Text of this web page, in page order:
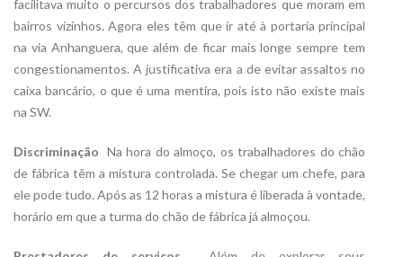
facilitava muito o percursos dos trabalhadores que moram em
bairros vizinhos. Agora eles têm que ir até à portaria principal
na via Anhanguera, que além de ficar mais longe sempre tem
congestionamentos. A justificativa era a de evitar assaltos no
caixa bancário, o que é uma mentira, pois isto não existe mais
na SW.
Discriminação  Na hora do almoço, os trabalhadores do chão
de fábrica têm a mistura controlada. Se chegar um chefe, para
ele pode tudo. Após as 12 horas a mistura é liberada à vontade,
horário em que a turma do chão de fábrica já almoçou.